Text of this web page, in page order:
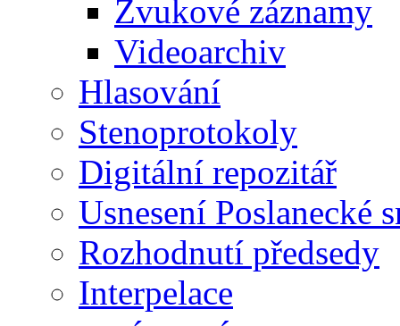
Zvukové záznamy
Videoarchiv
Hlasování
Stenoprotokoly
Digitální repozitář
Usnesení Poslanecké
Rozhodnutí předsedy
Interpelace